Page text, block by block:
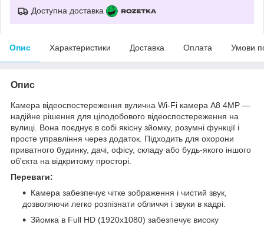
Доступна доставка
Опис Характеристики Доставка Оплата Умови
Опис
Камера відеоспостереження вулична Wi-Fi камера A8 4MP —
надійне рішення для цілодобового відеоспостереження на
вулиці. Вона поєднує в собі якісну зйомку, розумні функції і
просте управління через додаток. Підходить для охорони
приватного будинку, дачі, офісу, складу або будь-якого іншого
об'єкта на відкритому просторі.
Переваги:
Камера забезпечує чітке зображення і чистий звук,
дозволяючи легко розпізнати обличчя і звуки в кадрі.
Зйомка в Full HD (1920x1080) забезпечує високу